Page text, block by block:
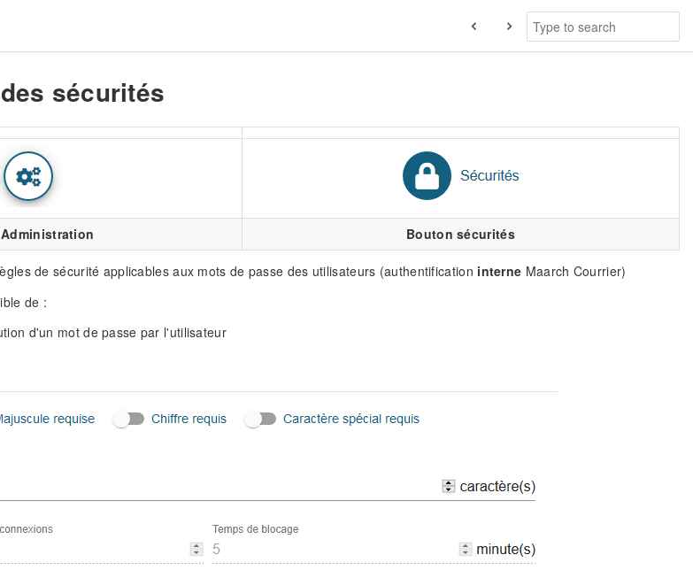
sécurités
Bouton sécurités
de sécurité applicables aux mots de passe des utilisateurs (authentification interne Maarch Courrier)
de :
d'un mot de passe par l'utilisateur